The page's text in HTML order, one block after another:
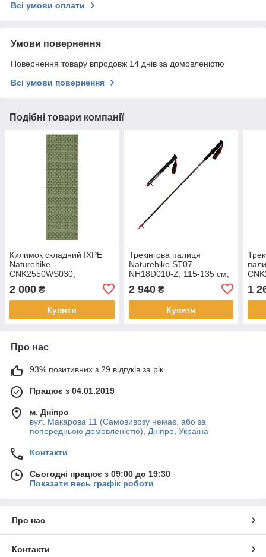
Всі умови оплати
Умови повернення
Повернення товару впродовж 14 днів за домовленістю
Всі умови повернення
Подібні товари компанії
Килимок складний IXPE
Naturehike
CNK2550WS030,
195x60x1.8 см, оливковий-
зелений
2 000 ₴
Купити
Трекінгова палиця
Naturehike ST07
NH18D010-Z, 115-135 см,
2 940₴
Купити
1
Про нас
93% позитивних з 29 відгуків за рік
Працює з 04.01.2019
м. Дніпро
вул. Макарова 11 (Самовивозу немає, або за
попередньою домовленістю), Дніпро, Україна
Контакти
Сьогодні працює з 09:00 до 19:30
Показати весь графік роботи
Про нас
Контакти